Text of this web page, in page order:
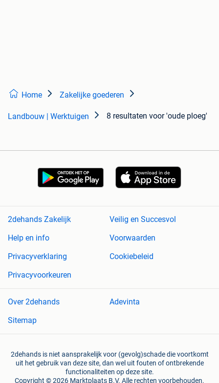
Home Zakelijke goederen
Landbouw | Werktuigen 8 resultaten voor 'oude ploeg'
2dehands Zakelijk
Veilig en Succesvol
Help en info
Voorwaarden
Privacyverklaring
Cookiebeleid
Privacyvoorkeuren
Over 2dehands
Adevinta
Sitemap
2dehands is niet aansprakelijk voor (gevolg)schade die voortkomt
uit het gebruik van deze site, dan wel uit fouten of ontbrekende
functionaliteiten op deze site.
Copyright © 2026 Marktplaats B.V. Alle rechten voorbehouden.